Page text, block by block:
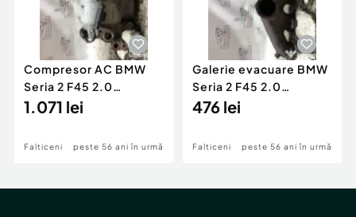
Compresor AC BMW
Seria 2 F45 2.0
Motorina 2016
1.071 lei
Falticeni peste 56 ani în urmă
Galerie evacuare BMW
Seria 2 F45 2.0
Motorina 2016
476 lei
Falticeni peste 56 ani în urmă